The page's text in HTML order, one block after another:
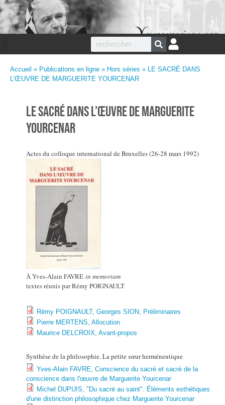
Accueil » Publications en ligne » Hors séries » LE SACRÉ DANS
L’ŒUVRE DE MARGUERITE YOURCENAR
LE SACRÉ DANS L’ŒUVRE DE MARGUERITE
YOURCENAR
Actes du colloque international de Bruxelles (26-28 mars 1992)
À Yves-Alain FAVREin memoriam
textes réunis par Rémy POIGNAULT
Rémy POIGNAULT, Georges SION, Préliminaires
Pierre MERTENS, Allocution
Maurice DELCROIX, Avant-propos
Synthèse de la philosophie. La petite sœur herméneutique
Yves-Alain FAVRE, Conscience du sacré et sacré de la
conscience dans l'œuvre de Marguerite Yourcenar
Michel DUPUIS, "Du sacré au saint". Éléments esthétiques
d'une distinction philosophique chez Marguerite Yourcenar